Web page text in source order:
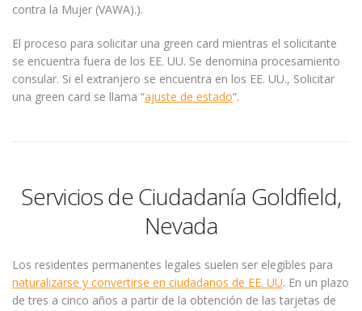
contra la Mujer (VAWA).).
El proceso para solicitar una green card mientras el solicitante
se encuentra fuera de los EE. UU. Se denomina procesamiento
consular. Si el extranjero se encuentra en los EE. UU., Solicitar
una green card se llama “ajuste de estado“.
Servicios de Ciudadanía Goldfield,
Nevada
Los residentes permanentes legales suelen ser elegibles para
naturalizarse y convertirse en ciudadanos de EE. UU. En un plazo
de tres a cinco años a partir de la obtención de las tarjetas de